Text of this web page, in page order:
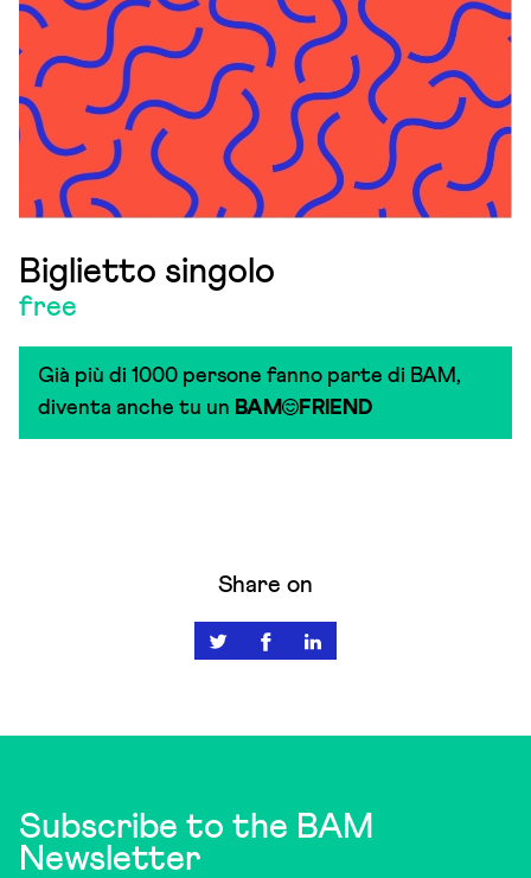
Biglietto singolo
free
Già più di 1000 persone fanno parte di BAM,
diventa anche tu un BAM FRIEND
Share on
Subscribe to the BAM
Newsletter